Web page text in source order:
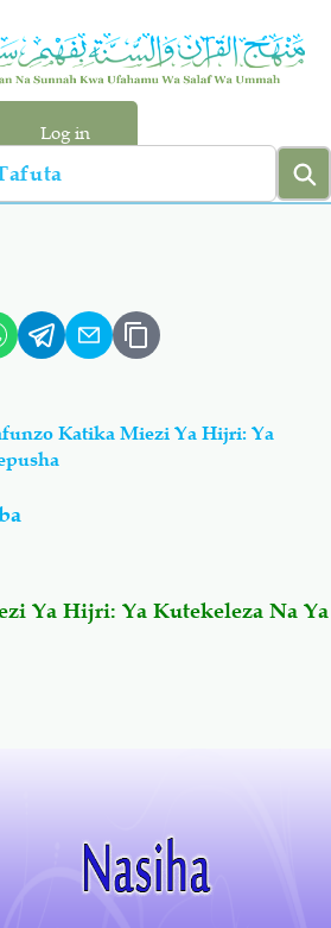
Log in
Hadiyth
Maswali-Majibu
Katika Miezi Ya Hijri: Ya
Ya Hijri: Ya Kutekeleza Na Ya